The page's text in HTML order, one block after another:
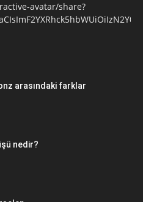
avatar/share?
arasındaki farklar
nedir?